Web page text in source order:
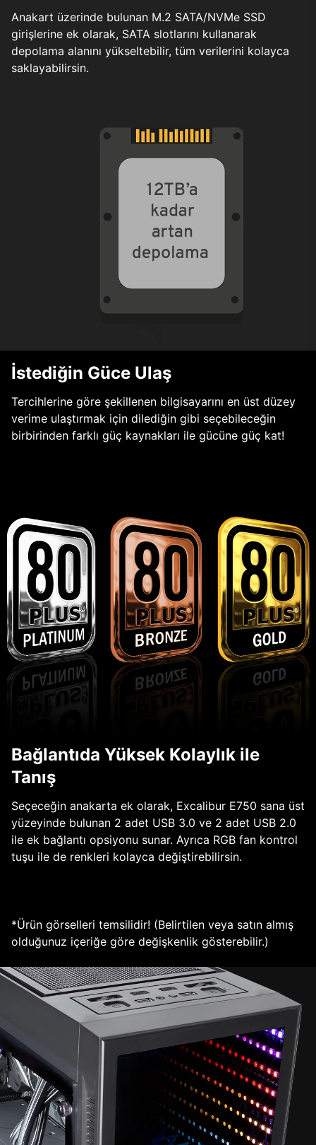
Anakart üzerinde bulunan M.2 SATA/NVMe SSD
girişlerine ek olarak, SATA slotlarını kullanarak
depolama alanını yükseltebilir, tüm verilerini kolayca
saklayabilirsin.
İstediğin Güce Ulaş
Tercihlerine göre şekillenen bilgisayarını en üst düzey
verime ulaştırmak için dilediğin gibi seçebileceğin
birbirinden farklı güç kaynakları ile gücüne güç kat!
Bağlantıda Yüksek Kolaylık ile
Tanış
Seçeceğin anakarta ek olarak, Excalibur E750 sana üst
yüzeyinde bulunan 2 adet USB 3.0 ve 2 adet USB 2.0
ile ek bağlantı opsiyonu sunar. Ayrıca RGB fan kontrol
tuşu ile de renkleri kolayca değiştirebilirsin.
*Ürün görselleri temsilidir! (Belirtilen veya satın almış
olduğunuz içeriğe göre değişkenlik gösterebilir.)